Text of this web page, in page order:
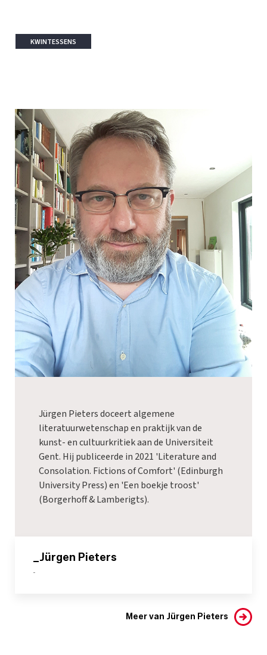
KWINTESSENS
Jürgen Pieters doceert algemene
literatuurwetenschap en praktijk van de
kunst- en cultuurkritiek aan de Universiteit
Gent. Hij publiceerde in 2021 'Literature and
Consolation. Fictions of Comfort' (Edinburgh
University Press) en 'Een boekje troost'
(Borgerhoff & Lamberigts).
_Jürgen Pieters
-
Meer van Jürgen Pieters